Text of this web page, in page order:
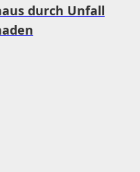
durch Unfall